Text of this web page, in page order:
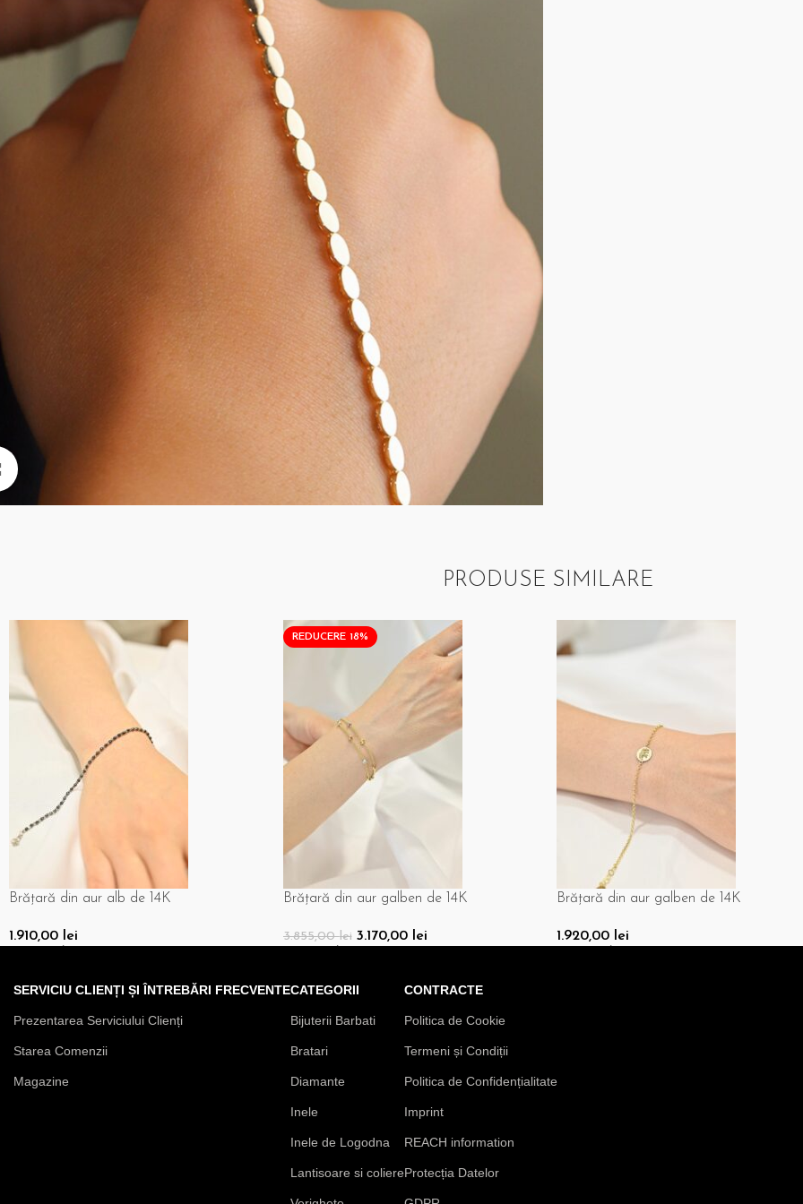
PRODUSE SIMILARE
alb de 14K Brățară din aur galben de 14K
3.170,00lei
Brățară din aur galben de 14K Brățară
SERVICIU CLIENȚI ȘI ÎNTREBĂRI FRECVENTE
Prezentarea Serviciului Clienți
Starea Comenzii
Magazine
CATEGORII
Bijuterii Barbati
Bratari
Diamante
Inele
Inele de Logodna
Lantisoare si coliere
CONTRACTE
Politica de Cookie
Termeni și Condiții
Politica de Confidențialitate
Imprint
REACH information
Protecția Datelor